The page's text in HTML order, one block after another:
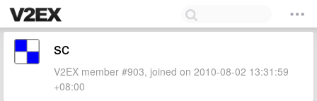
sc
V2EX member #903, joined on 2010-08-02 13:31:59
+08:00